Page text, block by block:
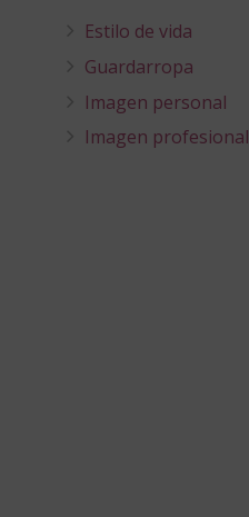
Estilo de vida
Guardarropa
Imagen personal
Imagen profesional